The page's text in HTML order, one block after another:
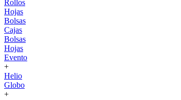
Rollos
Hojas
Bolsas
Cajas
Bolsas
Hojas
Evento
+
Helio
Globo
+